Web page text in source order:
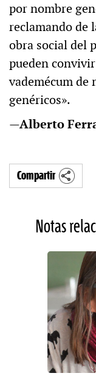
por nombre
reclamando de
obra social del
pueden
vademécum de
genéricos».
—Alberto
Compartir
Notas